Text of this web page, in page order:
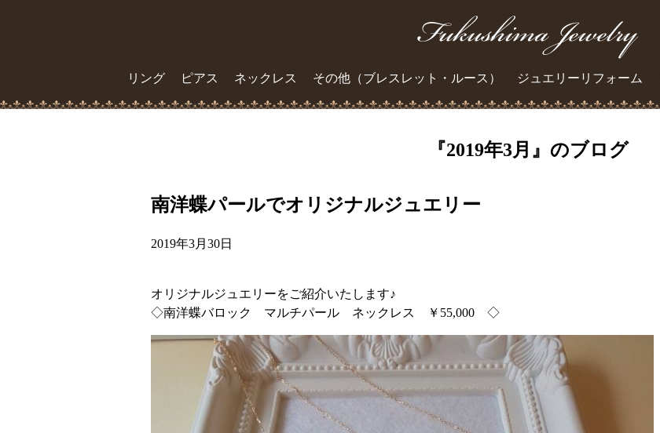
リング ピアス ネックレス その他（ブレスレット・ルース） ジュエリーリフォーム
『2019年3月』のブログ
南洋蝶パールでオリジナルジュエリー
2019年3月30日
オリジナルジュエリーをご紹介いたします♪
◇南洋蝶バロック マルチパール ネックレス ￥55,000 ◇